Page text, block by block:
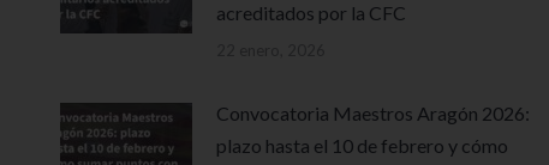
acreditados por la CFC
Convocatoria Maestros Aragón 2026:
plazo hasta el 10 de febrero y cómo